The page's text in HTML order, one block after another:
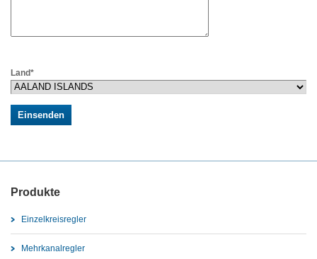
Land*
Produkte
Einzelkreisregler
Mehrkanalregler